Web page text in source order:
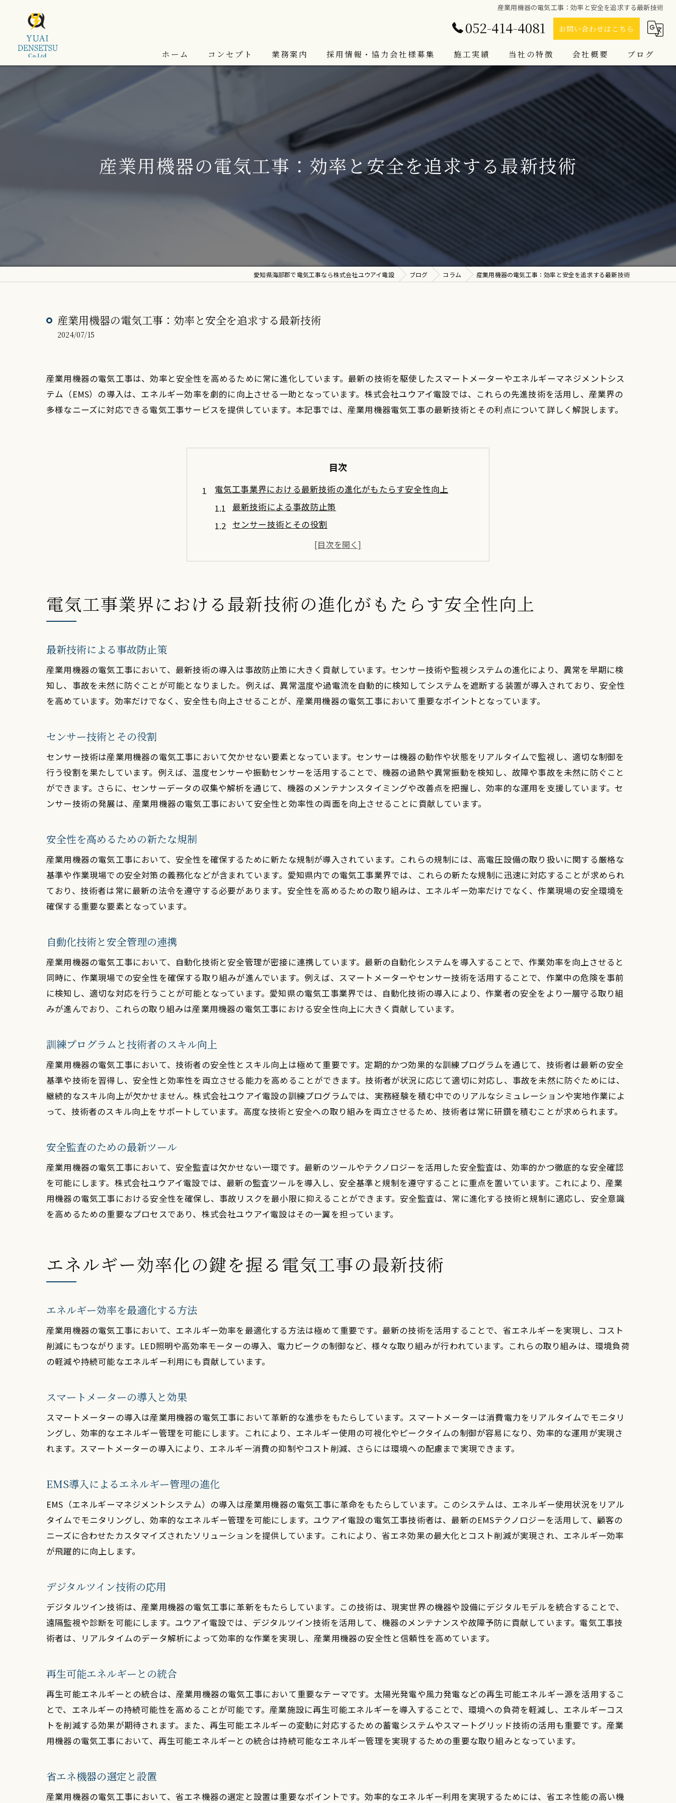
産業用機器の電気工事：効率と安全を追求する最新技術
052-414-4081 お問い合わせはこちら
ホーム コンセプト 業務案内 採用情報・協力会社様募集 施工実績 当社の特徴
LED照明
空調工事
インターホン
会社概要 ブログ
産業用機器の電気工事：効率と安全を追求する最新技術
愛知県海部郡で電気工事なら株式会社ユウアイ電設 ブログ コラム 産業用機器の電気工事：効率と安全を追求する最新技術
産業用機器の電気工事：効率と安全を追求する最新技術
2024/07/15
産業用機器の電気工事は、効率と安全性を高めるために常に進化しています。最新の技術を駆使したスマートメーターやエネルギーマネジメントシス
テム（EMS）の導入は、エネルギー効率を劇的に向上させる一助となっています。株式会社ユウアイ電設では、これらの先進技術を活用し、産業界の
多様なニーズに対応できる電気工事サービスを提供しています。本記事では、産業用機器電気工事の最新技術とその利点について詳しく解説します。
目次
電気工事業界における最新技術の進化がもたらす安全性向上
最新技術による事故防止策
センサー技術とその役割
安全性を高めるための新たな規制
自動化技術と安全管理の連携
安全監査のための最新ツール
エネルギー効率化の鍵を握る電気工事の最新技術
EMS導入によるエネルギー管理の進化
デジタルツイン技術の応用
再生可能エネルギーとの統合
産業用機器のメンテナンス新技術
予知保全によるダウンタイム削減
産業用IoTと電気工事の連携
自動化機器の電気工事
スマートメーター導入による電気工事の変革とその影響
スマートメーターの基本原理
設置工事の手順と注意点
将来のスマートメーター技術
エネルギーマネジメントシステム（EMS）が電気工事に与える影響
EMSの基本機能と利点
導入プロセスと電気工事
異常検知とトラブルシューティング
将来的なEMSの進化
電気工事技術の革新がもたらす産業界の変貌
技術革新がもたらす効率化
人工知能と電気工事の融合
未来の産業界に向けた準備
最新機器の導入効果
事例紹介：成功したプロジェクト
産業用機器のための電気工事：最新技術がもたらす利点
新技術導入によるコスト削減
エネルギー消費の最適化
生産性向上とダウンタイム削減
電気工事業界における最新技術の進化がもたらす安全性向上
最新技術による事故防止策
産業用機器の電気工事において、最新技術の導入は事故防止策に大きく貢献しています。センサー技術や監視システムの進化により、異常を早期に検
知し、事故を未然に防ぐことが可能となりました。例えば、異常温度や過電流を自動的に検知してシステムを遮断する装置が導入されており、安全性
を高めています。効率だけでなく、安全性も向上させることが、産業用機器の電気工事において重要なポイントとなっています。
センサー技術とその役割
センサー技術は産業用機器の電気工事において欠かせない要素となっています。センサーは機器の動作や状態をリアルタイムで監視し、適切な制御を
行う役割を果たしています。例えば、温度センサーや振動センサーを活用することで、機器の過熱や異常振動を検知し、故障や事故を未然に防ぐこと
ができます。さらに、センサーデータの収集や解析を通じて、機器のメンテナンスタイミングや改善点を把握し、効率的な運用を支援しています。セ
ンサー技術の発展は、産業用機器の電気工事において安全性と効率性の両面を向上させることに貢献しています。
安全性を高めるための新たな規制
産業用機器の電気工事において、安全性を確保するために新たな規制が導入されています。これらの規制には、高電圧設備の取り扱いに関する厳格な
基準や作業現場での安全対策の義務化などが含まれています。愛知県内での電気工事業界では、これらの新たな規制に迅速に対応することが求められ
ており、技術者は常に最新の法令を遵守する必要があります。安全性を高めるための取り組みは、エネルギー効率だけでなく、作業現場の安全環境を
確保する重要な要素となっています。
自動化技術と安全管理の連携
産業用機器の電気工事において、自動化技術と安全管理が密接に連携しています。最新の自動化システムを導入することで、作業効率を向上させると
同時に、作業現場での安全性を確保する取り組みが進んでいます。例えば、スマートメーターやセンサー技術を活用することで、作業中の危険を事前
に検知し、適切な対応を行うことが可能となっています。愛知県の電気工事業界では、自動化技術の導入により、作業者の安全をより一層守る取り組
みが進んでおり、これらの取り組みは産業用機器の電気工事における安全性向上に大きく貢献しています。
訓練プログラムと技術者のスキル向上
産業用機器の電気工事において、技術者の安全性とスキル向上は極めて重要です。定期的かつ効果的な訓練プログラムを通じて、技術者は最新の安全
基準や技術を習得し、安全性と効率性を両立させる能力を高めることができます。技術者が状況に応じて適切に対応し、事故を未然に防ぐためには、
継続的なスキル向上が欠かせません。株式会社ユウアイ電設の訓練プログラムでは、実務経験を積む中でのリアルなシミュレーションや実地作業によ
って、技術者のスキル向上をサポートしています。高度な技術と安全への取り組みを両立させるため、技術者は常に研鑽を積むことが求められます。
安全監査のための最新ツール
産業用機器の電気工事において、安全監査は欠かせない一環です。最新のツールやテクノロジーを活用した安全監査は、効率的かつ徹底的な安全確認
を可能にします。株式会社ユウアイ電設では、最新の監査ツールを導入し、安全基準と規制を遵守することに重点を置いています。これにより、産業
用機器の電気工事における安全性を確保し、事故リスクを最小限に抑えることができます。安全監査は、常に進化する技術と規制に適応し、安全意識
を高めるための重要なプロセスであり、株式会社ユウアイ電設はその一翼を担っています。
エネルギー効率化の鍵を握る電気工事の最新技術
エネルギー効率を最適化する方法
産業用機器の電気工事において、エネルギー効率を最適化する方法は極めて重要です。最新の技術を活用することで、省エネルギーを実現し、コスト
削減にもつながります。LED照明や高効率モーターの導入、電力ピークの制御など、様々な取り組みが行われています。これらの取り組みは、環境負荷
の軽減や持続可能なエネルギー利用にも貢献しています。
スマートメーターの導入と効果
スマートメーターの導入は産業用機器の電気工事において革新的な進歩をもたらしています。スマートメーターは消費電力をリアルタイムでモニタリ
ングし、効率的なエネルギー管理を可能にします。これにより、エネルギー使用の可視化やピークタイムの制御が容易になり、効率的な運用が実現さ
れます。スマートメーターの導入により、エネルギー消費の抑制やコスト削減、さらには環境への配慮まで実現できます。
EMS導入によるエネルギー管理の進化
EMS（エネルギーマネジメントシステム）の導入は産業用機器の電気工事に革命をもたらしています。このシステムは、エネルギー使用状況をリアル
タイムでモニタリングし、効率的なエネルギー管理を可能にします。ユウアイ電設の電気工事技術者は、最新のEMSテクノロジーを活用して、顧客の
ニーズに合わせたカスタマイズされたソリューションを提供しています。これにより、省エネ効果の最大化とコスト削減が実現され、エネルギー効率
が飛躍的に向上します。
デジタルツイン技術の応用
デジタルツイン技術は、産業用機器の電気工事に革新をもたらしています。この技術は、現実世界の機器や設備にデジタルモデルを統合することで、
遠隔監視や診断を可能にします。ユウアイ電設では、デジタルツイン技術を活用して、機器のメンテナンスや故障予防に貢献しています。電気工事技
術者は、リアルタイムのデータ解析によって効率的な作業を実現し、産業用機器の安全性と信頼性を高めています。
再生可能エネルギーとの統合
再生可能エネルギーとの統合は、産業用機器の電気工事において重要なテーマです。太陽光発電や風力発電などの再生可能エネルギー源を活用するこ
とで、エネルギーの持続可能性を高めることが可能です。産業施設に再生可能エネルギーを導入することで、環境への負荷を軽減し、エネルギーコス
トを削減する効果が期待されます。また、再生可能エネルギーの変動に対応するための蓄電システムやスマートグリッド技術の活用も重要です。産業
用機器の電気工事において、再生可能エネルギーとの統合は持続可能なエネルギー管理を実現するための重要な取り組みとなっています。
省エネ機器の選定と設置
産業用機器の電気工事において、省エネ機器の選定と設置は重要なポイントです。効率的なエネルギー利用を実現するためには、省エネ性能の高い機